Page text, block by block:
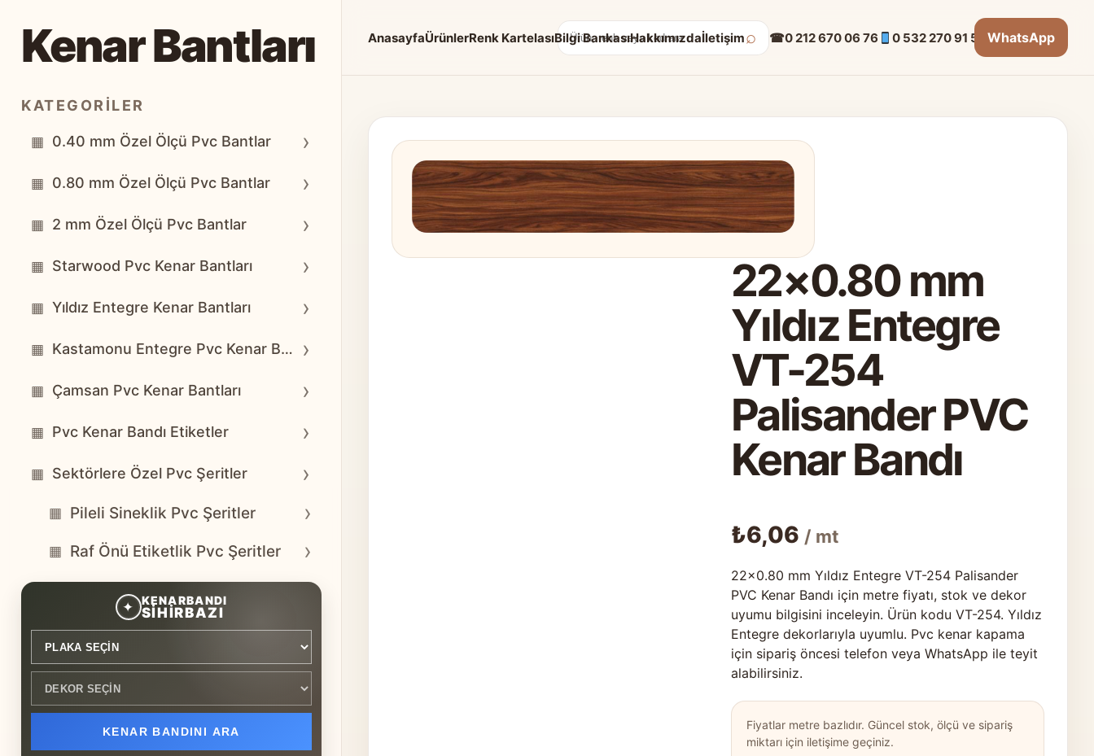
Kenar Bantları
KATEGORILER
▦ 0.40 mm Özel Ölçü Pvc Bantlar ›
▦ 0.80 mm Özel Ölçü Pvc Bantlar ›
▦ 2 mm Özel Ölçü Pvc Bantlar ›
▦ Starwood Pvc Kenar Bantları ›
▦ Yıldız Entegre Kenar Bantları ›
▦ Kastamonu Entegre Pvc Kenar Bantları ›
▦ Çamsan Pvc Kenar Bantları ›
▦ Pvc Kenar Bandı Etiketler ›
▦ Sektörlere Özel Pvc Şeritler ›
▦ Pileli Sineklik Pvc Şeritler ›
▦ Raf Önü Etiketlik Pvc Şeritler ›
✦ KENARBANDI
SİHİRBAZI
KENAR BANDINI ARA
AnasayfaÜrünlerRenk KartelasıBilgi BankasıHakkımızdaİletişim
Arama: ⌕ ☎0 212 670 06 76 0 532 270 91 53 WhatsApp
22×0.80 mm
Yıldız Entegre
VT-254
Palisander PVC
Kenar Bandı
₺6,06 / mt
22×0.80 mm Yıldız Entegre VT-254 Palisander
PVC Kenar Bandı için metre fiyatı, stok ve dekor
uyumu bilgisini inceleyin. Ürün kodu VT-254. Yıldız
Entegre dekorlarıyla uyumlu. Pvc kenar kapama
için sipariş öncesi telefon veya WhatsApp ile teyit
alabilirsiniz.
Fiyatlar metre bazlıdır. Güncel stok, ölçü ve sipariş
miktarı için iletişime geçiniz.